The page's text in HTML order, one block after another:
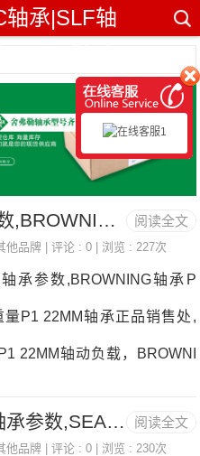
轴承|SLF轴
轴承
阅读全文
P1 22 MM轴承参数,BROWNING轴承P1 22 MM重量
他品牌 | 评论 : 0 | 浏览 : 227次
承参数,BROWNING轴承P
量P1 22MM轴承正品销售处,
22MM轴动负载，BROWNI
承尺寸参数以及图纸，准确
阅读全文
AR-2-012TX BV轴承参数,SEALMASTER轴承AR-2-012TX BV重量
他品牌 | 评论 : 0 | 浏览 : 230次